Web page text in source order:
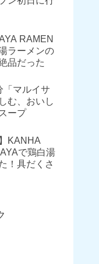
RAMEN
ラーメンの
品だった
「マルイサ
む、おいし
ープ
KANHA
で鶏白湯
！具だくさ